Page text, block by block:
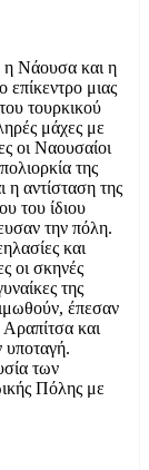
η Νάουσα και η
επίκεντρο μιας
τουρκικού
μάχες με
οι Ναουσαίοι
της
η αντίσταση της
του ίδιου
την πόλη.
και
οι σκηνές
της
έπεσαν
και
υποταγή.
των
Πόλης με